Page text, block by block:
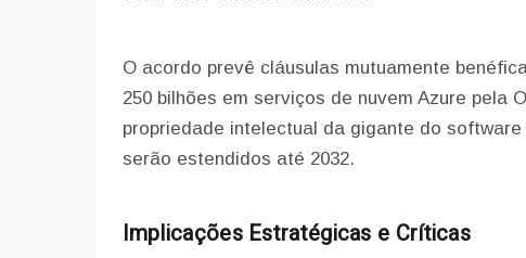
O acordo prevê cláusulas mutuamente
250 bilhões em serviços de nuvem Azure pela
propriedade intelectual da gigante do
serão estendidos até 2032.
Implicações Estratégicas e Críticas